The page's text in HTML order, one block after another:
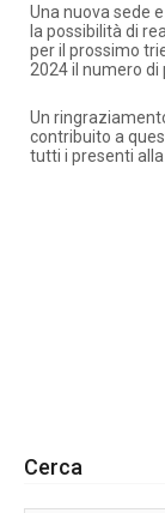
Una nuova sede
la possibilità di
per il prossimo
2024 il numero di
Un
contribuito a
tutti i presenti
Cerca